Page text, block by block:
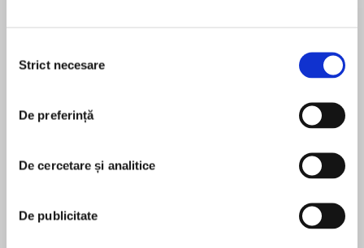
consimțământului
Strict necesare
De preferință
De cercetare și analitice
De publicitate
„8 reguli ale iubirii te conduce pas cu pas în
căutarea iubirii pe măsură ce construiești o
urmă în lume.“ JENNIFER LOPEZ
„Jay Shetty își călăuzește cititorii prin călătoria
complicată a dragostei, surprinzând minunat
noastre.“ ESTHER PEREL
În acest moment nu există recenzii